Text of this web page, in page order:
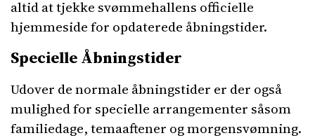
altid at tjekke svømmehallens officielle
hjemmeside for opdaterede åbningstider.
Specielle Åbningstider
Udover de normale åbningstider er der også
mulighed for specielle arrangementer såsom
familiedage, temaaftener og morgensvømning.